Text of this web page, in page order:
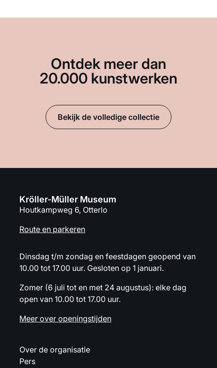
Ontdek meer dan
20.000 kunstwerken
Bekijk de volledige collectie
Kröller-Müller Museum
Houtkampweg 6, Otterlo
Route en parkeren
Dinsdag t/m zondag en feestdagen geopend van
10.00 tot 17.00 uur. Gesloten op 1 januari.
Zomer (6 juli tot en met 24 augustus): elke dag
open van 10.00 tot 17.00 uur.
Meer over openingstijden
Over de organisatie
Pers